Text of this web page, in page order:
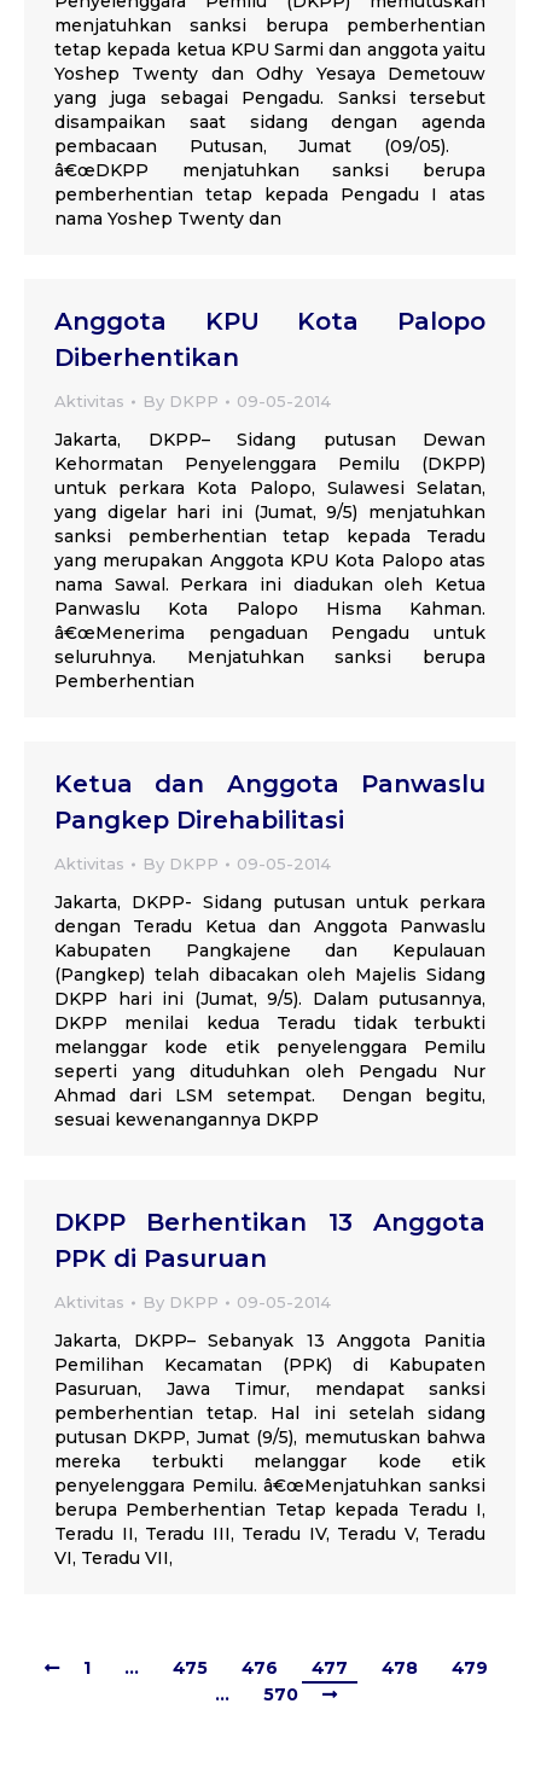
menjatuhkan sanksi berupa pemberhentian
tetap kepada ketua KPU Sarmi dan anggota yaitu
Yoshep Twenty dan Odhy Yesaya Demetouw
yang juga sebagai Pengadu. Sanksi tersebut
disampaikan saat sidang dengan agenda
pembacaan Putusan, Jumat (09/05).
â€œDKPP menjatuhkan sanksi berupa
pemberhentian tetap kepada Pengadu I atas
nama Yoshep Twenty dan
Anggota KPU Kota Palopo
Diberhentikan
Aktivitas By DKPP 09-05-2014
Jakarta, DKPP– Sidang putusan Dewan
Kehormatan Penyelenggara Pemilu (DKPP)
untuk perkara Kota Palopo, Sulawesi Selatan,
yang digelar hari ini (Jumat, 9/5) menjatuhkan
sanksi pemberhentian tetap kepada Teradu
yang merupakan Anggota KPU Kota Palopo atas
nama Sawal. Perkara ini diadukan oleh Ketua
Panwaslu Kota Palopo Hisma Kahman.
â€œMenerima pengaduan Pengadu untuk
seluruhnya. Menjatuhkan sanksi berupa
Pemberhentian
Ketua dan Anggota Panwaslu
Pangkep Direhabilitasi
Aktivitas By DKPP 09-05-2014
Jakarta, DKPP- Sidang putusan untuk perkara
dengan Teradu Ketua dan Anggota Panwaslu
Kabupaten Pangkajene dan Kepulauan
(Pangkep) telah dibacakan oleh Majelis Sidang
DKPP hari ini (Jumat, 9/5). Dalam putusannya,
DKPP menilai kedua Teradu tidak terbukti
melanggar kode etik penyelenggara Pemilu
seperti yang dituduhkan oleh Pengadu Nur
Ahmad dari LSM setempat. Dengan begitu,
sesuai kewenangannya DKPP
DKPP Berhentikan 13 Anggota
PPK di Pasuruan
Aktivitas By DKPP 09-05-2014
Jakarta, DKPP– Sebanyak 13 Anggota Panitia
Pemilihan Kecamatan (PPK) di Kabupaten
Pasuruan, Jawa Timur, mendapat sanksi
pemberhentian tetap. Hal ini setelah sidang
putusan DKPP, Jumat (9/5), memutuskan bahwa
mereka terbukti melanggar kode etik
penyelenggara Pemilu. â€œMenjatuhkan sanksi
berupa Pemberhentian Tetap kepada Teradu I,
Teradu II, Teradu III, Teradu IV, Teradu V, Teradu
VI, Teradu VII,
1 … 475 476 477 478
479
…
570